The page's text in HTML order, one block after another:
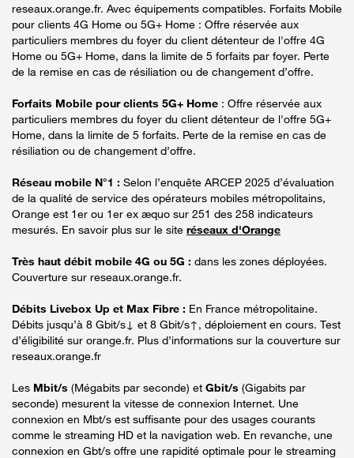
reseaux.orange.fr. Avec équipements compatibles. Forfaits Mobile
pour clients 4G Home ou 5G+ Home : Offre réservée aux
particuliers membres du foyer du client détenteur de l'offre 4G
Home ou 5G+ Home, dans la limite de 5 forfaits par foyer. Perte
de la remise en cas de résiliation ou de changement d’offre.
Forfaits Mobile pour clients 5G+ Home : Offre réservée aux
particuliers membres du foyer du client détenteur de l'offre 5G+
Home, dans la limite de 5 forfaits. Perte de la remise en cas de
résiliation ou de changement d’offre.
Réseau mobile N°1 : Selon l’enquête ARCEP 2025 d’évaluation
de la qualité de service des opérateurs mobiles métropolitains,
Orange est 1er ou 1er ex æquo sur 251 des 258 indicateurs
mesurés. En savoir plus sur le site réseaux d'Orange
Très haut débit mobile 4G ou 5G : dans les zones déployées.
Couverture sur reseaux.orange.fr.
Débits Livebox Up et Max Fibre : En France métropolitaine.
Débits jusqu’à 8 Gbit/s↓ et 8 Gbit/s↑, déploiement en cours. Test
d’éligibilité sur orange.fr. Plus d’informations sur la couverture sur
reseaux.orange.fr
Les Mbit/s (Mégabits par seconde) et Gbit/s (Gigabits par
seconde) mesurent la vitesse de connexion Internet. Une
connexion en Mbt/s est suffisante pour des usages courants
comme le streaming HD et la navigation web. En revanche, une
connexion en Gbt/s offre une rapidité optimale pour le streaming